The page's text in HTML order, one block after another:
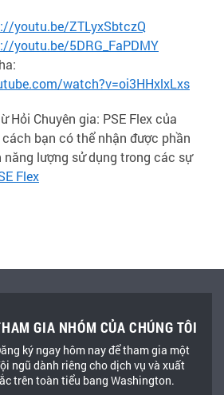
youtu.be/ZTLyxSbtczQ
youtu.be/5DRG_FaPDMY
watch?v=oi3HHxlxLxs
Hỏi Chuyên gia: PSE Flex của
bạn có thể nhận được phần
lượng sử dụng trong các sự
Flex
GIA NHÓM CỦA CHÚNG TÔI
ký ngay hôm nay để tham gia một
ngũ dành riêng cho dịch vụ và xuất
trên toàn tiểu bang Washington.